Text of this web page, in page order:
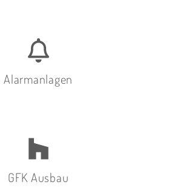
Alarmanlagen
GFK Ausbau